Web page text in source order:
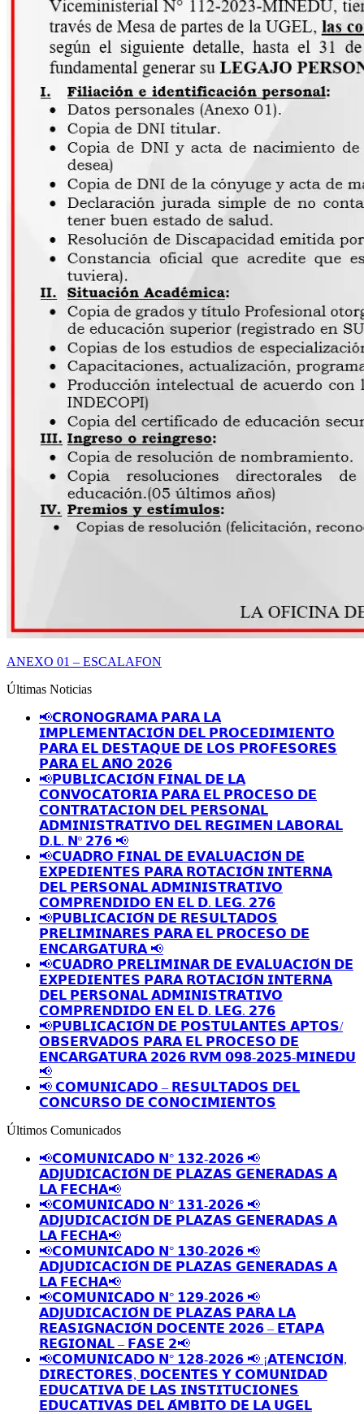
ANEXO 01 – ESCALAFON
Últimas Noticias
📢𝗖𝗥𝗢𝗡𝗢𝗚𝗥𝗔𝗠𝗔 𝗣𝗔𝗥𝗔 𝗟𝗔
𝗜𝗠𝗣𝗟𝗘𝗠𝗘𝗡𝗧𝗔𝗖𝗜𝗢́𝗡 𝗗𝗘𝗟 𝗣𝗥𝗢𝗖𝗘𝗗𝗜𝗠𝗜𝗘𝗡𝗧𝗢
𝗣𝗔𝗥𝗔 𝗘𝗟 𝗗𝗘𝗦𝗧𝗔𝗤𝗨𝗘 𝗗𝗘 𝗟𝗢𝗦 𝗣𝗥𝗢𝗙𝗘𝗦𝗢𝗥𝗘𝗦
𝗣𝗔𝗥𝗔 𝗘𝗟 𝗔𝗡̃𝗢 𝟮𝟬𝟮𝟲
📢𝗣𝗨𝗕𝗟𝗜𝗖𝗔𝗖𝗜𝗢́𝗡 𝗙𝗜𝗡𝗔𝗟 𝗗𝗘 𝗟𝗔
𝗖𝗢𝗡𝗩𝗢𝗖𝗔𝗧𝗢𝗥𝗜𝗔 𝗣𝗔𝗥𝗔 𝗘𝗟 𝗣𝗥𝗢𝗖𝗘𝗦𝗢 𝗗𝗘
𝗖𝗢𝗡𝗧𝗥𝗔𝗧𝗔𝗖𝗜𝗢𝗡 𝗗𝗘𝗟 𝗣𝗘𝗥𝗦𝗢𝗡𝗔𝗟
𝗔𝗗𝗠𝗜𝗡𝗜𝗦𝗧𝗥𝗔𝗧𝗜𝗩𝗢 𝗗𝗘𝗟 𝗥𝗘𝗚𝗜𝗠𝗘𝗡 𝗟𝗔𝗕𝗢𝗥𝗔𝗟
𝗗.𝗟. 𝗡º 𝟮𝟳𝟲 📢
📢𝗖𝗨𝗔𝗗𝗥𝗢 𝗙𝗜𝗡𝗔𝗟 𝗗𝗘 𝗘𝗩𝗔𝗟𝗨𝗔𝗖𝗜𝗢́𝗡 𝗗𝗘
𝗘𝗫𝗣𝗘𝗗𝗜𝗘𝗡𝗧𝗘𝗦 𝗣𝗔𝗥𝗔 𝗥𝗢𝗧𝗔𝗖𝗜𝗢́𝗡 𝗜𝗡𝗧𝗘𝗥𝗡𝗔
𝗗𝗘𝗟 𝗣𝗘𝗥𝗦𝗢𝗡𝗔𝗟 𝗔𝗗𝗠𝗜𝗡𝗜𝗦𝗧𝗥𝗔𝗧𝗜𝗩𝗢
𝗖𝗢𝗠𝗣𝗥𝗘𝗡𝗗𝗜𝗗𝗢 𝗘𝗡 𝗘𝗟 𝗗. 𝗟𝗘𝗚. 𝟮𝟳𝟲
📢𝗣𝗨𝗕𝗟𝗜𝗖𝗔𝗖𝗜𝗢́𝗡 𝗗𝗘 𝗥𝗘𝗦𝗨𝗟𝗧𝗔𝗗𝗢𝗦
𝗣𝗥𝗘𝗟𝗜𝗠𝗜𝗡𝗔𝗥𝗘𝗦 𝗣𝗔𝗥𝗔 𝗘𝗟 𝗣𝗥𝗢𝗖𝗘𝗦𝗢 𝗗𝗘
𝗘𝗡𝗖𝗔𝗥𝗚𝗔𝗧𝗨𝗥𝗔 📢
📢𝗖𝗨𝗔𝗗𝗥𝗢 𝗣𝗥𝗘𝗟𝗜𝗠𝗜𝗡𝗔𝗥 𝗗𝗘 𝗘𝗩𝗔𝗟𝗨𝗔𝗖𝗜𝗢́𝗡 𝗗𝗘
𝗘𝗫𝗣𝗘𝗗𝗜𝗘𝗡𝗧𝗘𝗦 𝗣𝗔𝗥𝗔 𝗥𝗢𝗧𝗔𝗖𝗜𝗢́𝗡 𝗜𝗡𝗧𝗘𝗥𝗡𝗔
𝗗𝗘𝗟 𝗣𝗘𝗥𝗦𝗢𝗡𝗔𝗟 𝗔𝗗𝗠𝗜𝗡𝗜𝗦𝗧𝗥𝗔𝗧𝗜𝗩𝗢
𝗖𝗢𝗠𝗣𝗥𝗘𝗡𝗗𝗜𝗗𝗢 𝗘𝗡 𝗘𝗟 𝗗. 𝗟𝗘𝗚. 𝟮𝟳𝟲
📢𝗣𝗨𝗕𝗟𝗜𝗖𝗔𝗖𝗜𝗢́𝗡 𝗗𝗘 𝗣𝗢𝗦𝗧𝗨𝗟𝗔𝗡𝗧𝗘𝗦 𝗔𝗣𝗧𝗢𝗦/
𝗢𝗕𝗦𝗘𝗥𝗩𝗔𝗗𝗢𝗦 𝗣𝗔𝗥𝗔 𝗘𝗟 𝗣𝗥𝗢𝗖𝗘𝗦𝗢 𝗗𝗘
𝗘𝗡𝗖𝗔𝗥𝗚𝗔𝗧𝗨𝗥𝗔 𝟮𝟬𝟮𝟲 𝗥𝗩𝗠 𝟬𝟵𝟴-𝟮𝟬𝟮𝟱-𝗠𝗜𝗡𝗘𝗗𝗨
📢
📢 𝗖𝗢𝗠𝗨𝗡𝗜𝗖𝗔𝗗𝗢 – 𝗥𝗘𝗦𝗨𝗟𝗧𝗔𝗗𝗢𝗦 𝗗𝗘𝗟
𝗖𝗢𝗡𝗖𝗨𝗥𝗦𝗢 𝗗𝗘 𝗖𝗢𝗡𝗢𝗖𝗜𝗠𝗜𝗘𝗡𝗧𝗢𝗦
Últimos Comunicados
📢𝗖𝗢𝗠𝗨𝗡𝗜𝗖𝗔𝗗𝗢 𝗡° 𝟭𝟯𝟮-𝟮𝟬𝟮𝟲 📢
𝗔𝗗𝗝𝗨𝗗𝗜𝗖𝗔𝗖𝗜𝗢́𝗡 𝗗𝗘 𝗣𝗟𝗔𝗭𝗔𝗦 𝗚𝗘𝗡𝗘𝗥𝗔𝗗𝗔𝗦 𝗔
𝗟𝗔 𝗙𝗘𝗖𝗛𝗔📢
📢𝗖𝗢𝗠𝗨𝗡𝗜𝗖𝗔𝗗𝗢 𝗡° 𝟭𝟯𝟭-𝟮𝟬𝟮𝟲 📢
𝗔𝗗𝗝𝗨𝗗𝗜𝗖𝗔𝗖𝗜𝗢́𝗡 𝗗𝗘 𝗣𝗟𝗔𝗭𝗔𝗦 𝗚𝗘𝗡𝗘𝗥𝗔𝗗𝗔𝗦 𝗔
𝗟𝗔 𝗙𝗘𝗖𝗛𝗔📢
📢𝗖𝗢𝗠𝗨𝗡𝗜𝗖𝗔𝗗𝗢 𝗡° 𝟭𝟯𝟬-𝟮𝟬𝟮𝟲 📢
𝗔𝗗𝗝𝗨𝗗𝗜𝗖𝗔𝗖𝗜𝗢́𝗡 𝗗𝗘 𝗣𝗟𝗔𝗭𝗔𝗦 𝗚𝗘𝗡𝗘𝗥𝗔𝗗𝗔𝗦 𝗔
𝗟𝗔 𝗙𝗘𝗖𝗛𝗔📢
📢𝗖𝗢𝗠𝗨𝗡𝗜𝗖𝗔𝗗𝗢 𝗡° 𝟭𝟮𝟵-𝟮𝟬𝟮𝟲 📢
𝗔𝗗𝗝𝗨𝗗𝗜𝗖𝗔𝗖𝗜𝗢́𝗡 𝗗𝗘 𝗣𝗟𝗔𝗭𝗔𝗦 𝗣𝗔𝗥𝗔 𝗟𝗔
𝗥𝗘𝗔𝗦𝗜𝗚𝗡𝗔𝗖𝗜𝗢́𝗡 𝗗𝗢𝗖𝗘𝗡𝗧𝗘 𝟮𝟬𝟮𝟲 – 𝗘𝗧𝗔𝗣𝗔
𝗥𝗘𝗚𝗜𝗢𝗡𝗔𝗟 – 𝗙𝗔𝗦𝗘 𝟮📢
📢𝗖𝗢𝗠𝗨𝗡𝗜𝗖𝗔𝗗𝗢 𝗡° 𝟭𝟮𝟴-𝟮𝟬𝟮𝟲 📢 ¡𝗔𝗧𝗘𝗡𝗖𝗜𝗢́𝗡,
𝗗𝗜𝗥𝗘𝗖𝗧𝗢𝗥𝗘𝗦, 𝗗𝗢𝗖𝗘𝗡𝗧𝗘𝗦 𝗬 𝗖𝗢𝗠𝗨𝗡𝗜𝗗𝗔𝗗
𝗘𝗗𝗨𝗖𝗔𝗧𝗜𝗩𝗔 𝗗𝗘 𝗟𝗔𝗦 𝗜𝗡𝗦𝗧𝗜𝗧𝗨𝗖𝗜𝗢𝗡𝗘𝗦
𝗘𝗗𝗨𝗖𝗔𝗧𝗜𝗩𝗔𝗦 𝗗𝗘𝗟 𝗔́𝗠𝗕𝗜𝗧𝗢 𝗗𝗘 𝗟𝗔 𝗨𝗚𝗘𝗟